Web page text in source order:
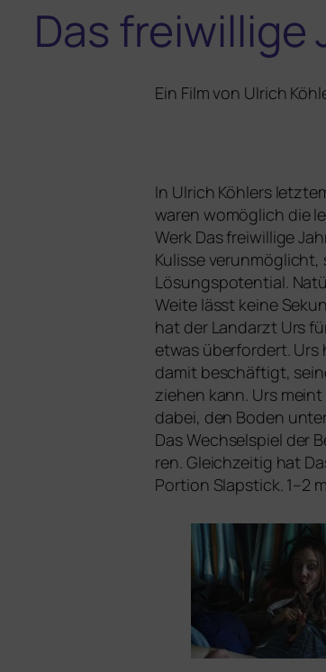
Das freiwillige
Ein Film von Ulrich
In Ulrich Köhlers
waren womög­lich die
Werk Das frei­wil­li­ge
Kulisse
Lösungspotential.
Weite lässt kei­ne
hat der Landarzt Urs
etwas über­for­dert. Urs
damit beschäf­tigt,
zie­hen kann. Urs
dabei, den Boden
Das Wechselspiel der
ren. Gleichzeitig hat
Portion Slapstick. 1–2